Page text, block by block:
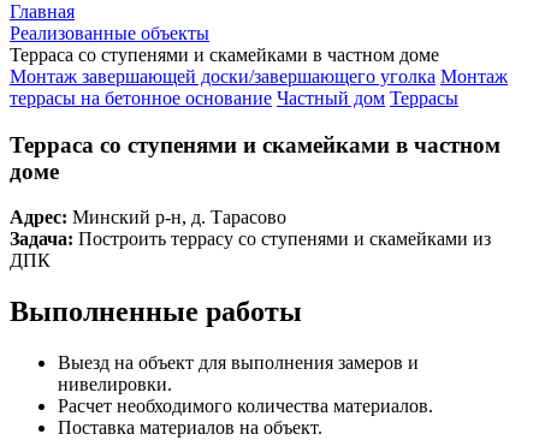
Главная
Реализованные объекты
Терраса со ступенями и скамейками в частном доме
Монтаж завершающей доски/завершающего уголка Монтаж
террасы на бетонное основание Частный дом Террасы
Терраса со ступенями и скамейками в частном
доме
Адрес: Минский р-н, д. Тарасово
Задача: Построить террасу со ступенями и скамейками из
ДПК
Выполненные работы
Выезд на объект для выполнения замеров и
нивелировки.
Расчет необходимого количества материалов.
Поставка материалов на объект.